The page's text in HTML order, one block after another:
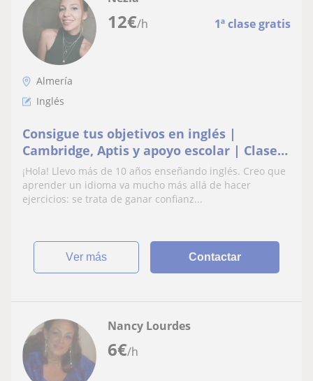
12€/h 1ª clase gratis
Almería
Inglés
Consigue tus objetivos en inglés |
Cambridge, Aptis y apoyo escolar | Clases
amenas y dinámicas
¡Hola! Llevo más de 10 años enseñando inglés. Creo que
aprender un idioma va mucho más allá de hacer
ejercicios: se trata de ganar confianz...
ver más Contactar
6€/h
Nancy Lourdes